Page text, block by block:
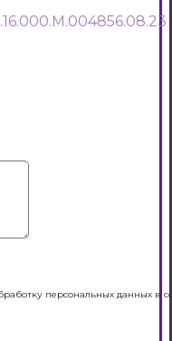
персональных данных в